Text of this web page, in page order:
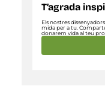
T’agrada
Els nostres
mida per a tu.
donarem vida al teu